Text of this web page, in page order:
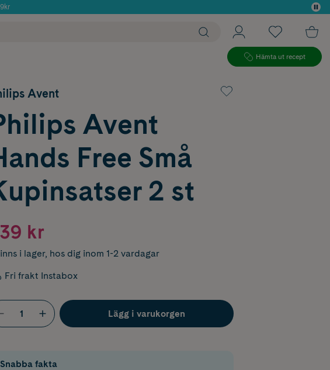
Hämta ut recept
Avent
Avent
Free Små
2 st
kr
i lager, hos dig inom 1-2 vardagar
Fri frakt Instabox
Lägg i varukorgen
Snabba fakta